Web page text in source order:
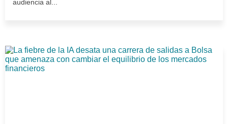
audiencia al...